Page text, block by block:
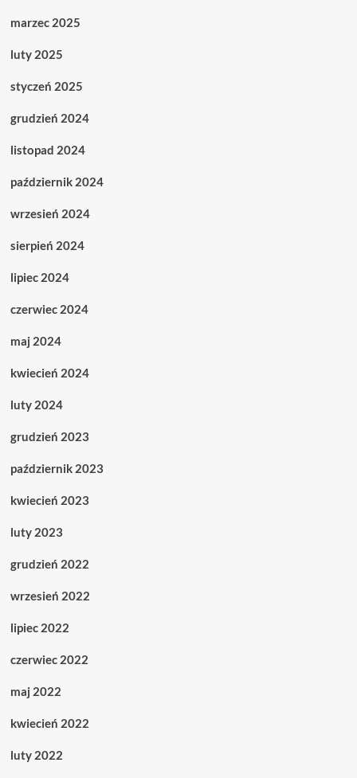
marzec 2025
luty 2025
styczeń 2025
grudzień 2024
listopad 2024
październik 2024
wrzesień 2024
sierpień 2024
lipiec 2024
czerwiec 2024
maj 2024
kwiecień 2024
luty 2024
grudzień 2023
październik 2023
kwiecień 2023
luty 2023
grudzień 2022
wrzesień 2022
lipiec 2022
czerwiec 2022
maj 2022
kwiecień 2022
luty 2022